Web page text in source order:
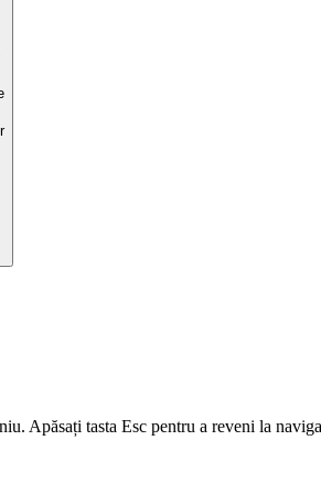
Apăsați tasta Esc pentru a reveni la